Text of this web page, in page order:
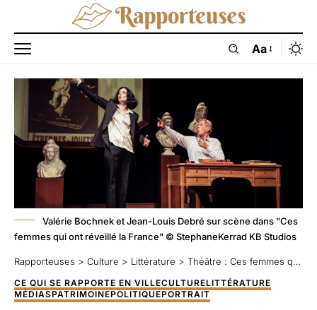
Aa
Valérie Bochnek et Jean-Louis Debré sur scène dans "Ces
femmes qui ont réveillé la France" © StephaneKerrad KB Studios
Rapporteuses > Culture > Littérature > Théâtre : Ces femmes qui ont réveillé la France, le spectacle d’utilité et de salut public
CE QUI SE RAPPORTE EN VILLECULTURELITTÉRATURE
MÉDIASPATRIMOINEPOLITIQUEPORTRAIT